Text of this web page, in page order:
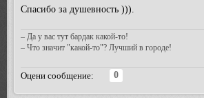
Спасибо за душевность ))).
– Да у вас тут бардак какой-то!
– Что значит "какой-то"? Лучший в городе!
Оцени сообщение: 0